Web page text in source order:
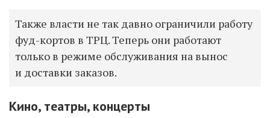
Также власти не так давно ограничили работу
фуд-кортов в ТРЦ. Теперь они работают
только в режиме обслуживания на вынос
и доставки заказов.
Кино, театры, концерты